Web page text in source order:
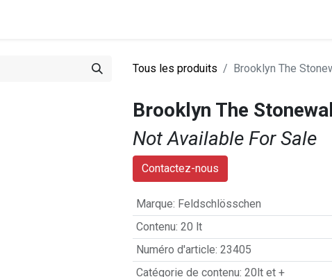
Tous les produits Brooklyn The
Brooklyn The
Not Available For Sale
Contactez-nous
Marque: Feldschlösschen
Contenu: 20 lt
Numéro d'article: 23405
Catégorie de contenu: 20lt et +